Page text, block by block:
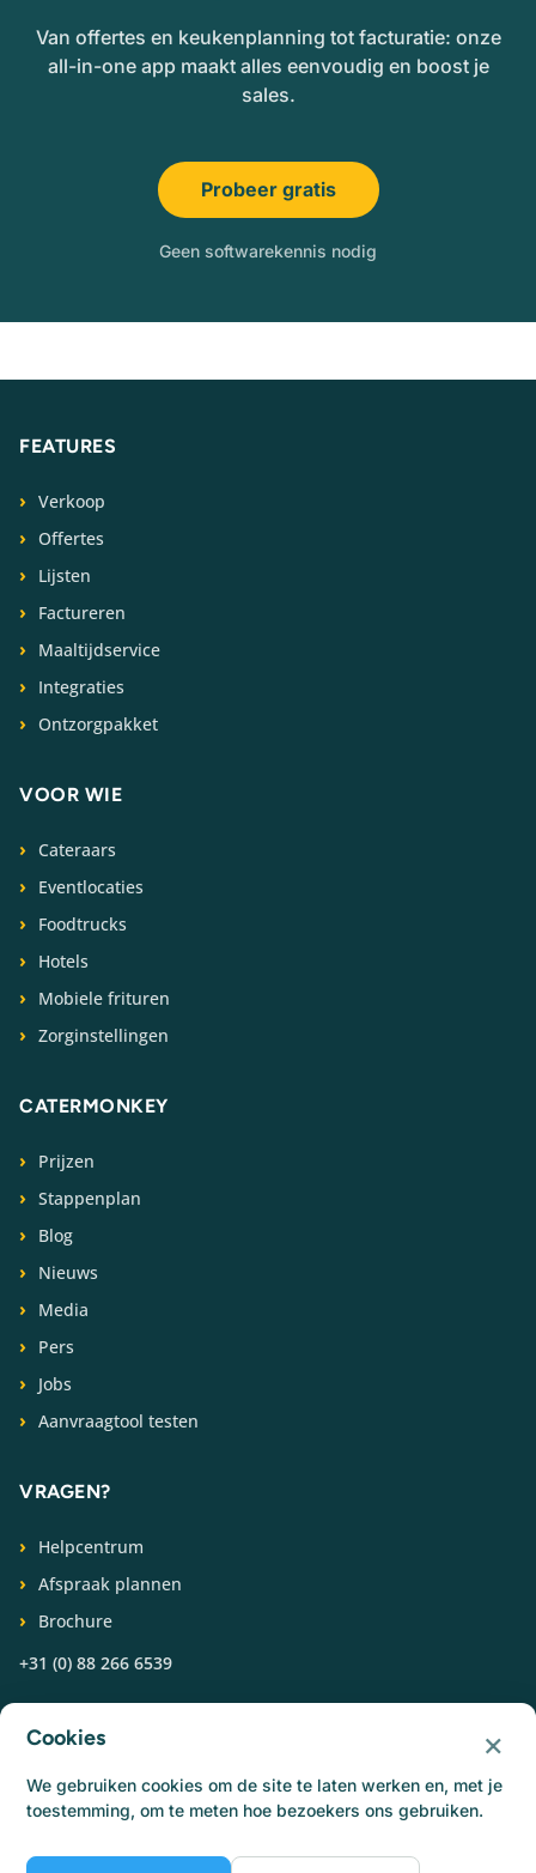
Van offertes en keukenplanning tot facturatie: onze
all-in-one app maakt alles eenvoudig en boost je
sales.
Probeer gratis
Geen softwarekennis nodig
FEATURES
Verkoop
Offertes
Lijsten
Factureren
Maaltijdservice
Integraties
Ontzorgpakket
VOOR WIE
Cateraars
Eventlocaties
Foodtrucks
Hotels
Mobiele frituren
Zorginstellingen
CATERMONKEY
Prijzen
Stappenplan
Blog
Nieuws
Media
Pers
Jobs
Aanvraagtool testen
VRAGEN?
Helpcentrum
Afspraak plannen
Brochure
+31 (0) 88 266 6539
Cookies ×
We gebruiken cookies om de site te laten werken en, met je
toestemming, om te meten hoe bezoekers ons gebruiken.